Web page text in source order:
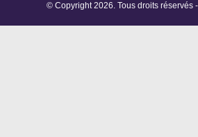
© Copyright2026. Tous droits réservés -